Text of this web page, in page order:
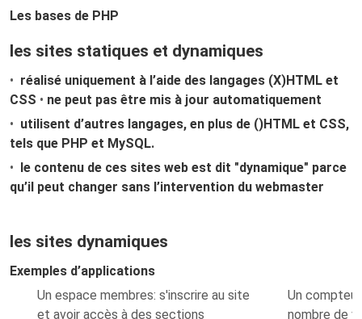
Les bases de PHP
les sites statiques et dynamiques
• réalisé uniquement à l’aide des langages (X)HTML et
CSS • ne peut pas être mis à jour automatiquement
• utilisent d’autres langages, en plus de ()HTML et CSS,
tels que PHP et MySQL.
• le contenu de ces sites web est dit "dynamique" parce
qu’il peut changer sans l’intervention du webmaster
les sites dynamiques
Exemples d’applications
Un espace membres: s'inscrire au site
et avoir accès à des sections
Un
nombre de